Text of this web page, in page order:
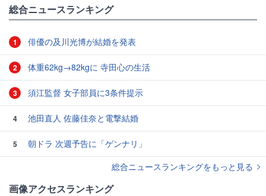
総合ニュースランキング
1 俳優の及川光博が結婚を発表
2 体重62kg→82kgに 寺田心の生活
3 須江監督 女子部員に3条件提示
4 池田直人 佐藤佳奈と電撃結婚
5
朝ドラ 次週予告に「ゲンナリ」
総合ニュースランキングをもっと見る
画像アクセスランキング